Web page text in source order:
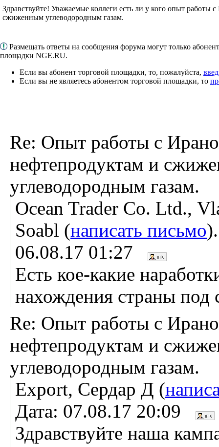
Здравствуйте! Уважаемые коллеги есть ли у кого опыт работы
сжиженным углеводородным газам.
Размещать ответы на сообщения форума могут только
площадки NGE.RU.
Если вы абонент торговой площадки, то, пожалуйста,
Если вы не являетесь абонентом торговой площадки, то
Re: Опыт работы с
нефтепродуктам и
углеводородным газам.
Ocean Trader Co. Ltd.,
Soabl (написать письмо
06.08.17 01:27
Есть кое-какие
нахождения страны под
Re: Опыт работы с
нефтепродуктам и
углеводородным газам.
Export, Сердар Д (
Дата: 07.08.17 20:09
Здравствуйте наша